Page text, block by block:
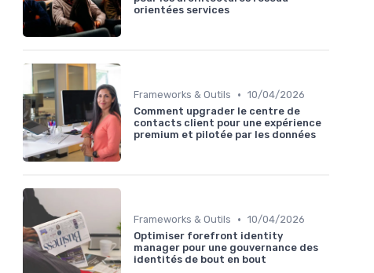
orientées services
Frameworks & Outils • 10/04/2026
Comment upgrader le centre de
contacts client pour une expérience
premium et pilotée par les données
Frameworks & Outils • 10/04/2026
Optimiser forefront identity
manager pour une gouvernance des
identités de bout en bout